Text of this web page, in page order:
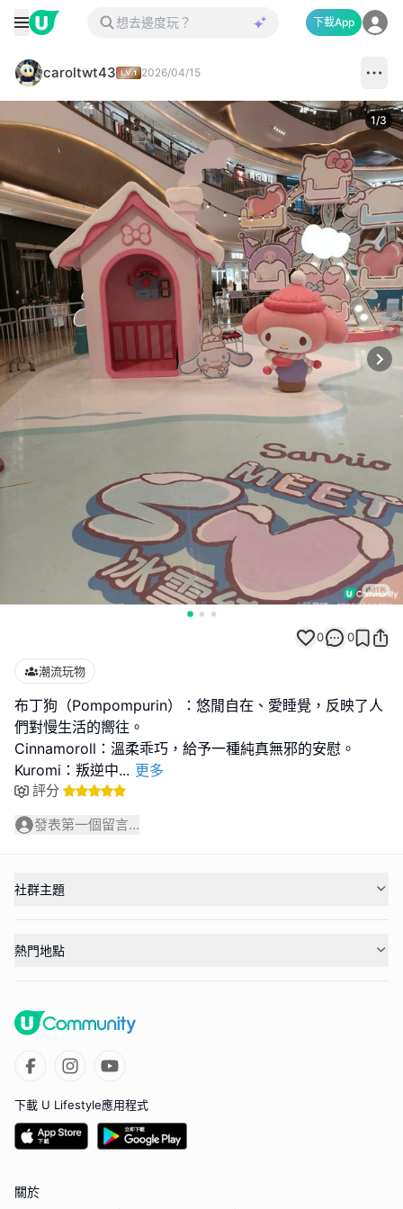
下載App
caroltwt43 2026/04/15
1/3
0 0
潮流玩物
布丁狗（Pompompurin）：悠閒自在、愛睡覺，反映了人
們對慢生活的嚮往。
Cinnamoroll：溫柔乖巧，給予一種純真無邪的安慰。
Kuromi：叛逆中... 更多
評分
發表第一個留言...
社群主題
熱門地點
下載 U Lifestyle應用程式
關於